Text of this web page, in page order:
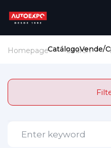
CatálogoVende/
Homepage Search